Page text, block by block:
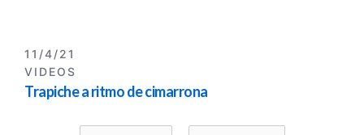
11/4/21
VIDEOS
Trapiche a ritmo de cimarrona